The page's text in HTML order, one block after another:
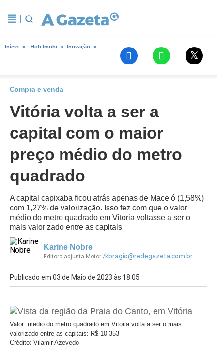
Início Hub Imobi Inovação
Compra e venda
Vitória volta a ser a
capital com o maior
preço médio do metro
quadrado
A capital capixaba ficou atrás apenas de Maceió (1,58%)
com 1,27% de valorização. Isso fez com que o valor
médio do metro quadrado em Vitória voltasse a ser o
mais valorizado entre as capitais
Karine Nobre
Editora adjunta Motor /kbragio@redegazeta.com.br
Publicado em 03 de Maio de 2023 às 18:05
Valor médio do metro quadrado em Vitória volta a ser o mais
valorizado entre as capitais: R$ 10.353
Crédito: Vilamir Azevedo